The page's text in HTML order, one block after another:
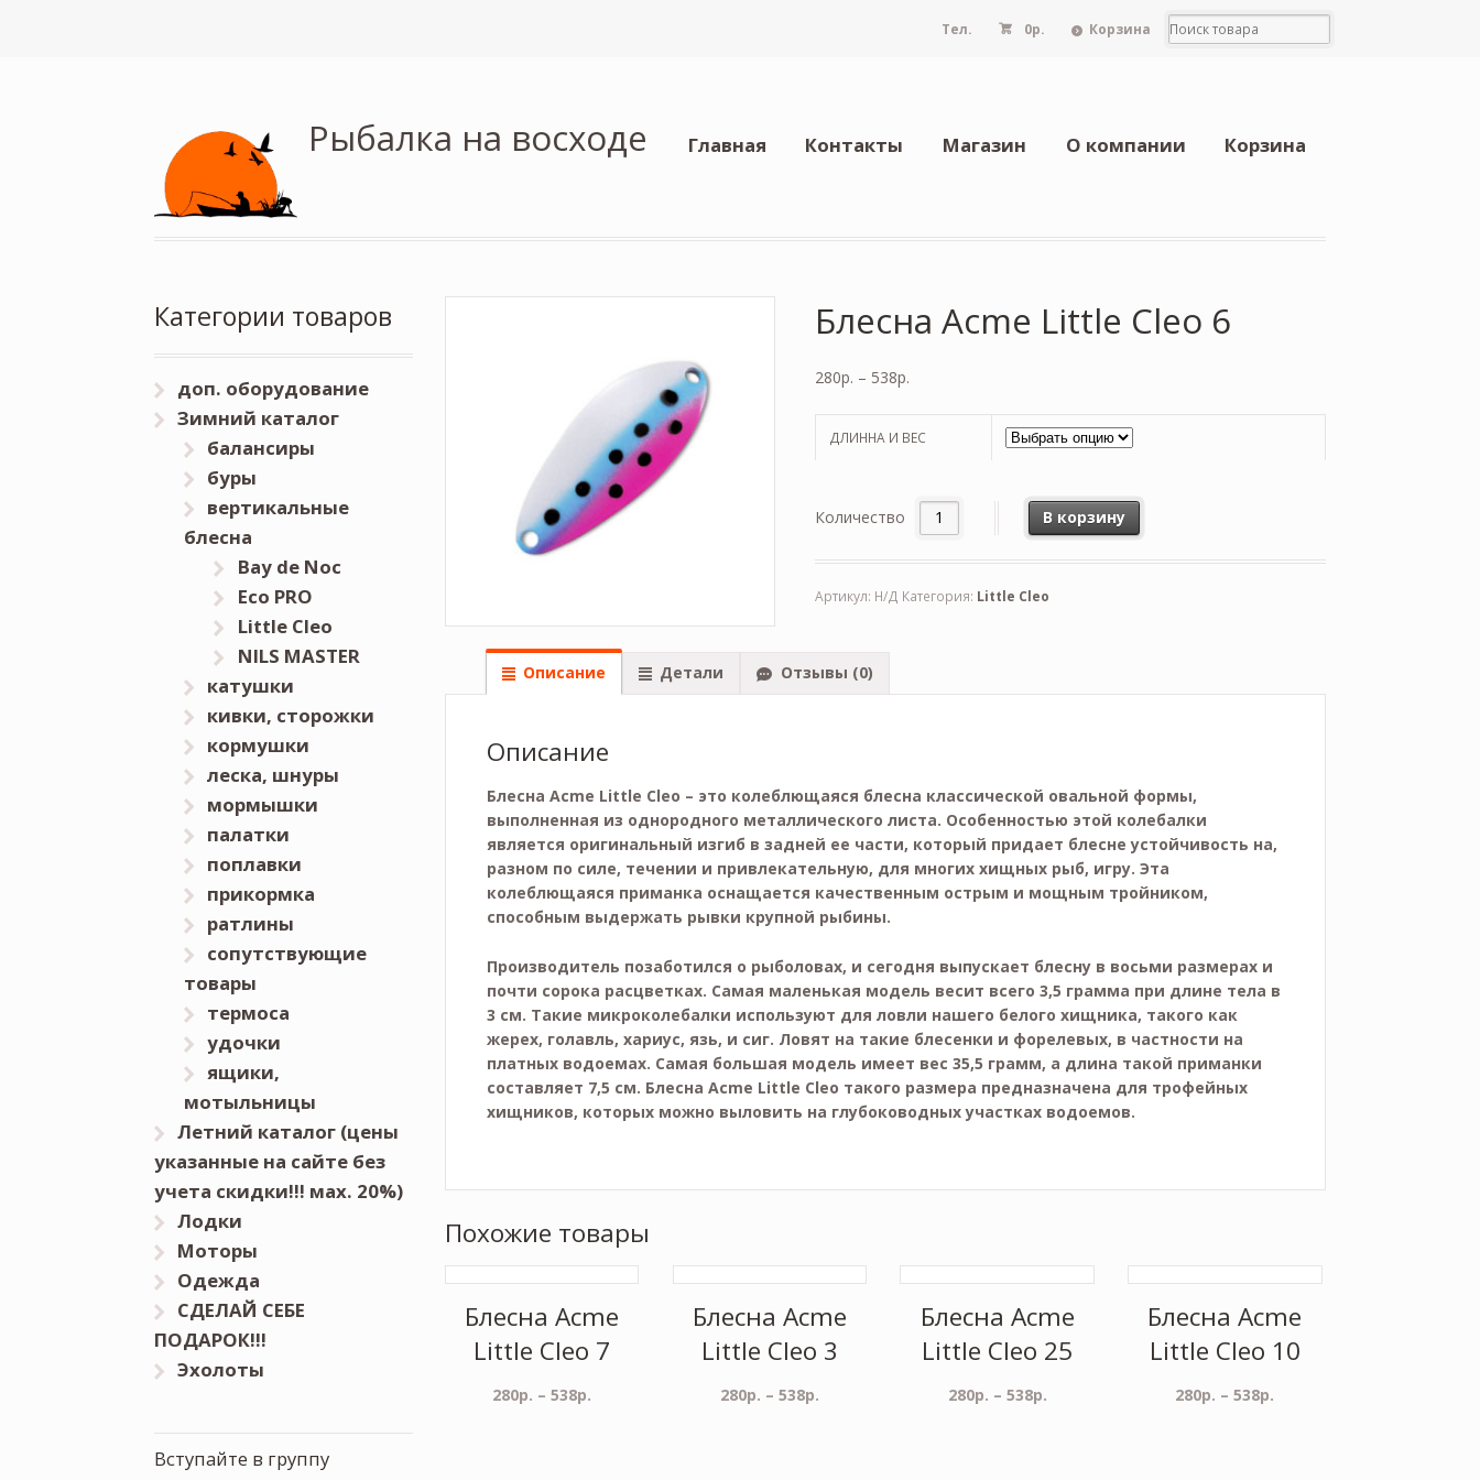
Тел. 0р. Корзина
Рыбалка на восходе Главная Контакты Магазин О компании Корзина
Блесна Acme Little Cleo 6
280р. – 538р.
ДЛИННА И ВЕС
Количество В корзину
Артикул: Н/Д Категория: Little Cleo
Описание Детали Отзывы (0)
Описание
Блесна Acme Little Cleo – это колеблющаяся блесна классической овальной формы,
выполненная из однородного металлического листа. Особенностью этой колебалки
является оригинальный изгиб в задней ее части, который придает блесне устойчивость на,
разном по силе, течении и привлекательную, для многих хищных рыб, игру. Эта
колеблющаяся приманка оснащается качественным острым и мощным тройником,
способным выдержать рывки крупной рыбины.
Производитель позаботился о рыболовах, и сегодня выпускает блесну в восьми размерах и
почти сорока расцветках. Самая маленькая модель весит всего 3,5 грамма при длине тела в
3 см. Такие микроколебалки используют для ловли нашего белого хищника, такого как
жерех, голавль, хариус, язь, и сиг. Ловят на такие блесенки и форелевых, в частности на
платных водоемах. Самая большая модель имеет вес 35,5 грамм, а длина такой приманки
составляет 7,5 см. Блесна Acme Little Cleo такого размера предназначена для трофейных
хищников, которых можно выловить на глубоководных участках водоемов.
Похожие товары
Блесна Acme
Little Cleo 7
280р. –538р.
Блесна Acme
Little Cleo 3
280р. – 538р.
Блесна Acme
Little Cleo 25
280р. – 538р.
Блесна Acme
Little Cleo 10
280р. –538р.
Категории товаров
доп. оборудование
Зимний каталог
балансиры
буры
вертикальные
блесна
Bay de Noc
Eco PRO
Little Cleo
NILS MASTER
катушки
кивки, сторожки
кормушки
леска, шнуры
мормышки
палатки
поплавки
прикормка
ратлины
сопутствующие
товары
термоса
удочки
ящики,
мотыльницы
Летний каталог (цены
указанные на сайте без
учета скидки!!! мах. 20%)
Лодки
Моторы
Одежда
СДЕЛАЙ СЕБЕ
ПОДАРОК!!!
Эхолоты
Вступайте в группу